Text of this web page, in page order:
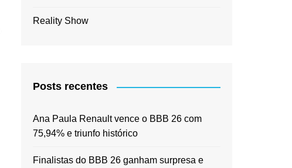
Reality Show
Posts recentes
Ana Paula Renault vence o BBB 26 com
75,94% e triunfo histórico
Finalistas do BBB 26 ganham surpresa e